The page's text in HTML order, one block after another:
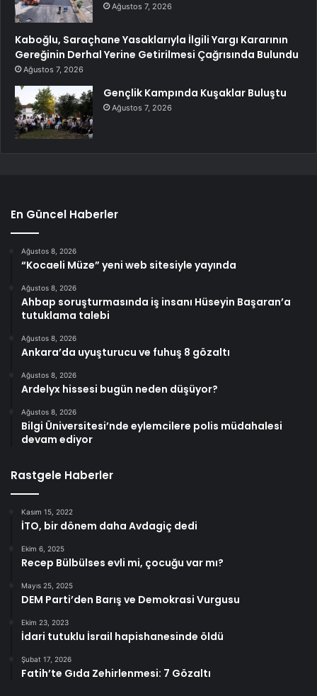
Ağustos 7, 2026
Kaboğlu, Saraçhane Yasaklarıyla İlgili Yargı Kararının
Gereğinin Derhal Yerine Getirilmesi Çağrısında Bulundu
Ağustos 7, 2026
Gençlik Kampında Kuşaklar Buluştu
Ağustos 7, 2026
En Güncel Haberler
Ağustos 8, 2026
“Kocaeli Müze” yeni web sitesiyle yayında
Ağustos 8, 2026
Ahbap soruşturmasında iş insanı Hüseyin Başaran’a
tutuklama talebi
Ağustos 8, 2026
Ankara’da uyuşturucu ve fuhuş 8 gözaltı
Ağustos 8, 2026
Ardelyx hissesi bugün neden düşüyor?
Ağustos 8, 2026
Bilgi Üniversitesi’nde eylemcilere polis müdahalesi
devam ediyor
Rastgele Haberler
Kasım 15, 2022
İTO, bir dönem daha Avdagiç dedi
Ekim 6, 2025
Recep Bülbülses evli mi, çocuğu var mı?
Mayıs 25, 2025
DEM Parti’den Barış ve Demokrasi Vurgusu
Ekim 23, 2023
İdari tutuklu İsrail hapishanesinde öldü
Şubat 17, 2026
Fatih’te Gıda Zehirlenmesi: 7 Gözaltı